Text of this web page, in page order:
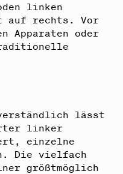
linken
auf rechts. Vor
Apparaten oder
lässt
linker
einzelne
Die vielfach
größtmöglich